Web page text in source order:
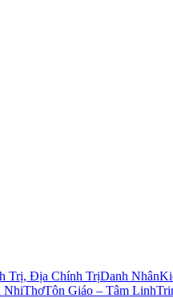
Trị, Địa Chính TrịDanh Nhân
NhiThơTôn Giáo – Tâm Linh